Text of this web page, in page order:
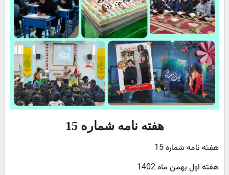
هفته نامه شماره 15
هفته نامه شماره 15
هفته اول بهمن ماه 1402